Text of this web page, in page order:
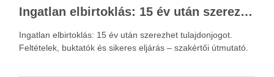
Ingatlan elbirtoklás: 15 év után szerezhet tulajdonjogot – szakértői útmutató
Ingatlan elbirtoklás: 15 év után szerezhet tulajdonjogot.
Feltételek, buktatók és sikeres eljárás – szakértői útmutató.